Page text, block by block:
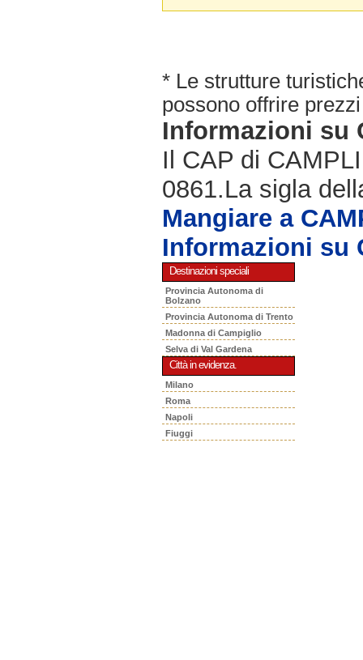
* Le strutture
possono offrire
Informazioni su
Il CAP di
0861.La sigla
Mangiare a
Informazioni su
Destinazioni speciali
Provincia Autonoma di
Bolzano
Provincia Autonoma di Trento
Madonna di Campiglio
Selva di Val Gardena
Città in evidenza.
Milano
Roma
Napoli
Fiuggi